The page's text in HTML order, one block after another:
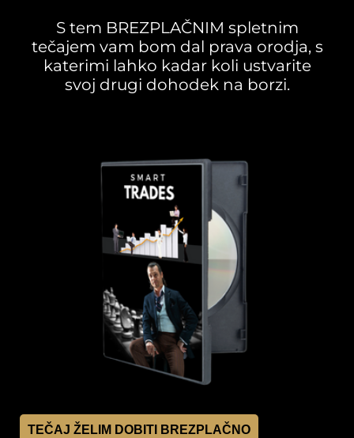
S tem BREZPLAČNIM spletnim
tečajem vam bom dal prava orodja, s
katerimi lahko kadar koli ustvarite
svoj drugi dohodek na borzi.
TEČAJ ŽELIM DOBITI BREZPLAČNO